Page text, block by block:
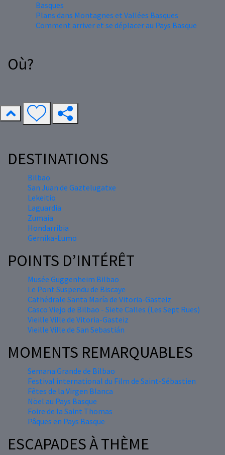
Basques
Plans dans Montagnes et Vallées Basques
Comment arriver et se déplacer au Pays Basque
Où?
DESTINATIONS
Bilbao
San Juan de Gaztelugatxe
Lekeitio
Laguardia
Zumaia
Hondarribia
Gernika-Lumo
POINTS D’INTÉRÊT
Musée Guggenheim Bilbao
Le Pont Suspendu de Biscaye
Cathédrale Santa María de Vitoria-Gasteiz
Casco Viejo de Bilbao - Siete Calles (Les Sept Rues)
Vieille Ville de Vitoria-Gasteiz
Vieille Ville de San Sebastián
MOMENTS REMARQUABLES
Semana Grande de Bilbao
Festival international du Film de Saint-Sébastien
Fêtes de la Virgen Blanca
Nöel au Pays Basque
Foire de la Saint Thomas
Pâques en Pays Basque
ESCAPADES À THÈME